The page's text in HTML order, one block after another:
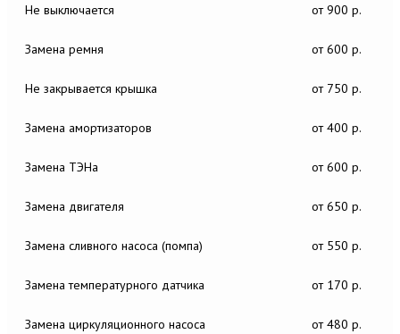
Не выключается от 900 р.
Замена ремня от 600 р.
Не закрывается крышка от 750 р.
Замена амортизаторов от 400 р.
Замена ТЭНа от 600 р.
Замена двигателя от 650 р.
Замена сливного насоса (помпа) от 550 р.
Замена температурного датчика от 170 р.
Замена циркуляционного насоса от 480 р.